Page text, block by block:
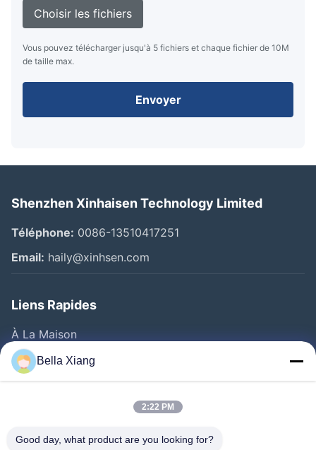
Choisir les fichiers
Vous pouvez télécharger jusqu'à 5 fichiers et chaque fichier de 10M
de taille max.
Envoyer
Shenzhen Xinhaisen Technology Limited
Téléphone: 0086-13510417251
Email: haily@xinhsen.com
Liens Rapides
À La Maison
Produits
Vidéos
Visite D'usine
Bella Xiang
2:22 PM
Good day, what product are you looking for?